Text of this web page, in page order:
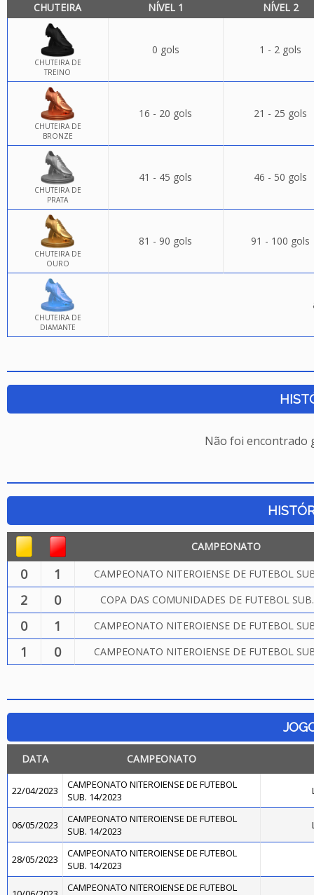
CHUTEIRA NÍVEL 1 NÍVEL 2
CHUTEIRA DE
TREINO
0 gols 1 - 2 gols
CHUTEIRA DE
BRONZE
16 - 20 gols 21 - 25 gols
CHUTEIRA DE
PRATA
41 - 45 gols 46 - 50 gols
CHUTEIRA DE
OURO
81 - 90 gols 91 - 100 gols
CHUTEIRA DE
DIAMANTE
Não foi encontrado
CAMPEONATO
0 1 CAMPEONATO NITEROIENSE DE FUTEBOL
2 0 COPA DAS COMUNIDADES DE FUTEBOL
0 1 CAMPEONATO NITEROIENSE DE FUTEBOL
1 0 CAMPEONATO NITEROIENSE DE FUTEBOL
DATA CAMPEONATO
22/04/2023
CAMPEONATO NITEROIENSE DE FUTEBOL
SUB. 14/2023
06/05/2023
CAMPEONATO NITEROIENSE DE FUTEBOL
SUB. 14/2023
28/05/2023
CAMPEONATO NITEROIENSE DE FUTEBOL
SUB. 14/2023
CAMPEONATO NITEROIENSE DE FUTEBOL